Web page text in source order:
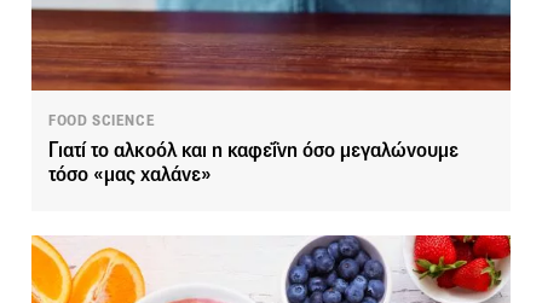
FOOD SCIENCE
Γιατί το αλκοόλ και η καφεΐνη όσο μεγαλώνουμε
τόσο «μας χαλάνε»